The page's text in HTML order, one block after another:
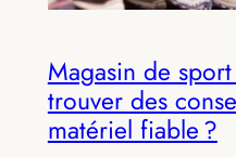
Magasin de
trouver des
matériel fiable ?